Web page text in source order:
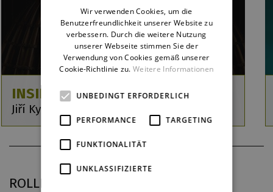
INSIDE
Jiří Kylián / Petr Zuska / Jiří Pokorný
ROLLEN IN DJKT
GERMAN
Wir verwenden Cookies, um die
Benutzerfreundlichkeit unserer Website zu
verbessern. Durch die weitere Nutzung
unserer Webseite stimmen Sie der
Verwendung von Cookies gemäß unserer
Cookie-Richtlinie zu. Weitere Informationen
UNBEDINGT ERFORDERLICH
PERFORMANCE TARGETING
FUNKTIONALITÄT
UNKLASSIFIZIERTE